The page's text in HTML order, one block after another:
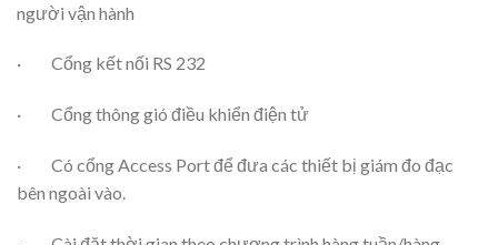
người vận hành
· Cổng kết nối RS 232
· Cổng thông gió điều khiển điện tử
· Có cổng Access Port để đưa các thiết bị giám đo đạc
bên ngoài vào.